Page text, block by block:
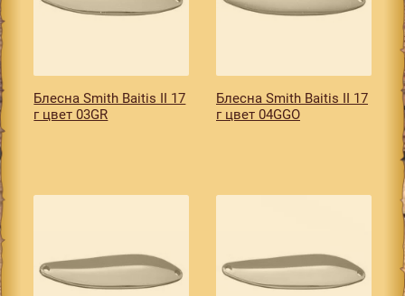
Блесна Smith Baitis II 17
г цвет 03GR
Блесна Smith Baitis II 17
г цвет 04GGO